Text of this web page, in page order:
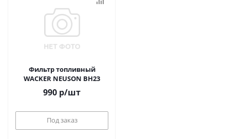
Фильтр топливный
WACKER NEUSON BH23
990 р/шт
Под заказ